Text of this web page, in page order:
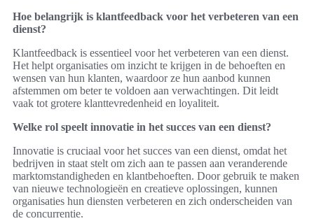
Hoe belangrijk is klantfeedback voor het verbeteren van een
dienst?
Klantfeedback is essentieel voor het verbeteren van een dienst.
Het helpt organisaties om inzicht te krijgen in de behoeften en
wensen van hun klanten, waardoor ze hun aanbod kunnen
afstemmen om beter te voldoen aan verwachtingen. Dit leidt
vaak tot grotere klanttevredenheid en loyaliteit.
Welke rol speelt innovatie in het succes van een dienst?
Innovatie is cruciaal voor het succes van een dienst, omdat het
bedrijven in staat stelt om zich aan te passen aan veranderende
marktomstandigheden en klantbehoeften. Door gebruik te maken
van nieuwe technologieën en creatieve oplossingen, kunnen
organisaties hun diensten verbeteren en zich onderscheiden van
de concurrentie.